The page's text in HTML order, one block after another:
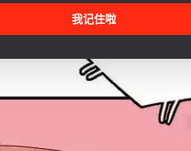
我记住啦